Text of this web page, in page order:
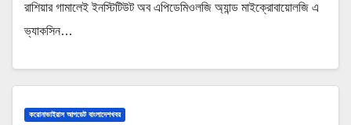
রাশিয়ার গামালেই ইনস্টিটিউট অব এপিডেমিওলজি অ্যান্ড মাইক্রোবায়োলজি এ
ভ্যাকসিন…
করোনাভাইরাস আপডেট বাংলাদেশখবর